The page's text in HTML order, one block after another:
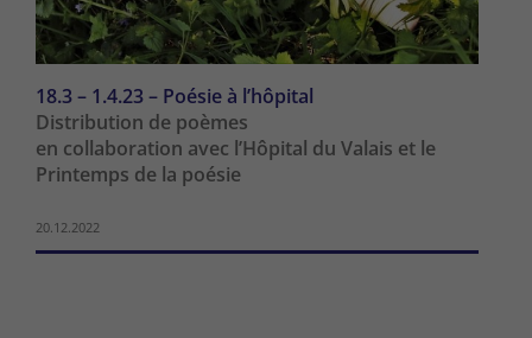
18.3 – 1.4.23 – Poésie à l’hôpital
Distribution de poèmes
en collaboration avec l’Hôpital du Valais et le
Printemps de la poésie
20.12.2022